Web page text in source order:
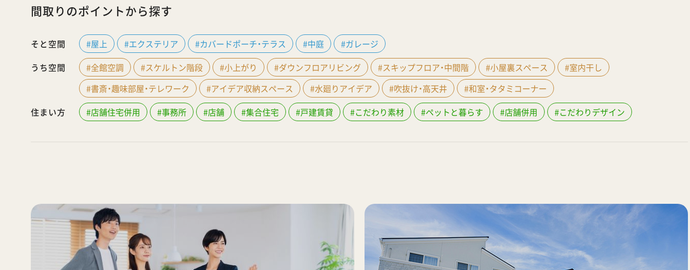
間取りのポイントから探す
そと空間 #屋上 #エクステリア #カバードポーチ・テラス #中庭
#ガレージ
うち空間
#全館空調 #スケルトン階段 #小上がり #ダウンフロアリビング #スキップフロア・中間階 #小屋裏スペース
#室内干し
#書斎・趣味部屋・テレワーク
#アイデア収納スペース #水廻りアイデア #吹抜け・高天井
#和室・タタミコーナー
住まい方
#店舗住宅併用 #事務所 #店舗 #集合住宅 #戸建賃貸 #こだわり素材 #ペットと暮らす #店舗併用 #こだわりデザイン